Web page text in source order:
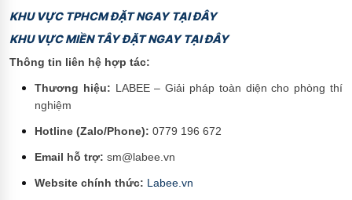
KHU VỰC TPHCM ĐẶT NGAY TẠI ĐÂY
KHU VỰC MIỀN TÂY ĐẶT NGAY TẠI ĐÂY
Thông tin liên hệ hợp tác:
Thương hiệu: LABEE – Giải pháp toàn diện cho phòng thí
nghiệm
Hotline (Zalo/Phone): 0779 196 672
Email hỗ trợ: sm@labee.vn
Website chính thức: Labee.vn